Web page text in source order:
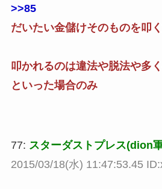
>>85
だいたい金儲けそのものを叩
叩かれるのは違法や脱法や多
といった場合のみ
77: スターダストプレス(dion
2015/03/18(水) 11:47:53.45